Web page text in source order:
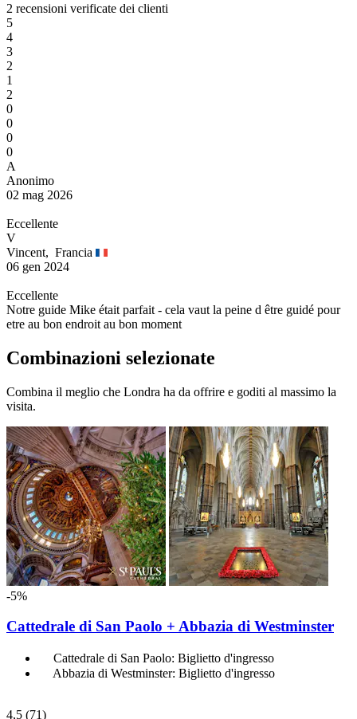
2 recensioni verificate dei clienti
5
4
3
2
1
2
0
0
0
0
A
Anonimo
02 mag 2026
Eccellente
V
Vincent, Francia
06 gen 2024
Eccellente
Notre guide Mike était parfait - cela vaut la peine d être guidé pour
etre au bon endroit au bon moment
Combinazioni selezionate
Combina il meglio che Londra ha da offrire e goditi al massimo la
visita.
-5%
Cattedrale di San Paolo + Abbazia di Westminster
Cattedrale di San Paolo: Biglietto d'ingresso
Abbazia di Westminster: Biglietto d'ingresso
4,5 (71)